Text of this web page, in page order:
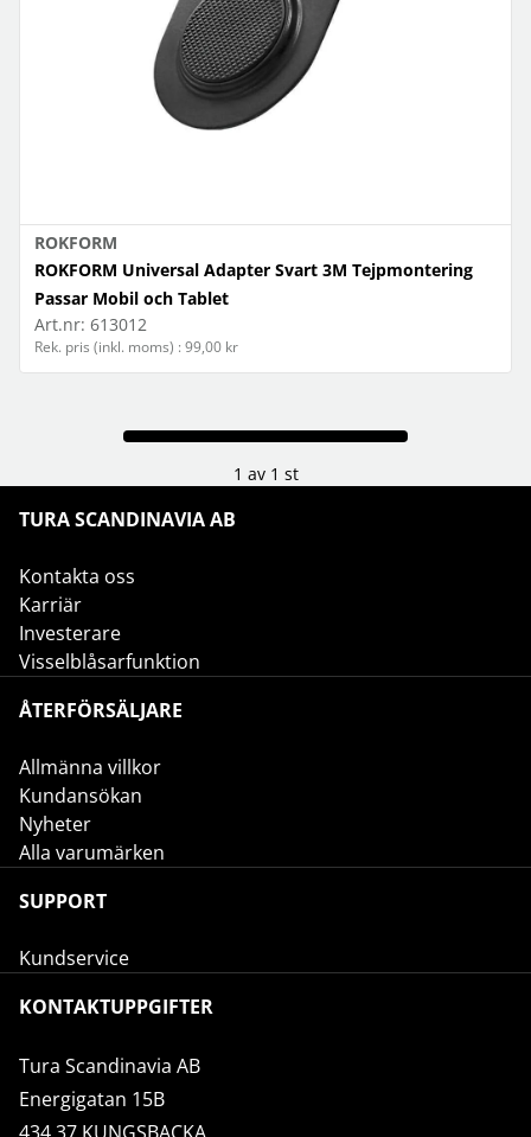
ROKFORM
ROKFORM Universal Adapter Svart 3M Tejpmontering
Passar Mobil och Tablet
Art.nr: 613012
Rek. pris (inkl. moms) : 99,00 kr
1 av 1 st
TURA SCANDINAVIA AB
Kontakta oss
Karriär
Investerare
Visselblåsarfunktion
ÅTERFÖRSÄLJARE
Allmänna villkor
Kundansökan
Nyheter
Alla varumärken
SUPPORT
Kundservice
KONTAKTUPPGIFTER
Tura Scandinavia AB
Energigatan 15B